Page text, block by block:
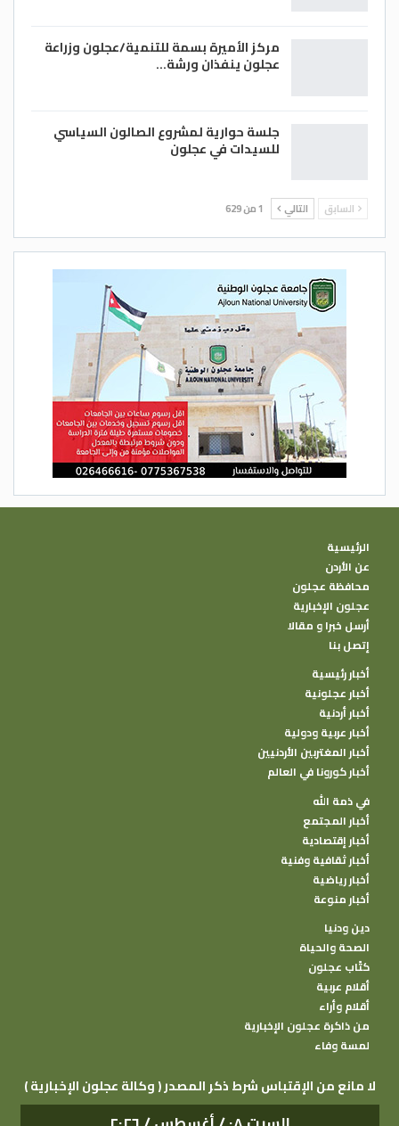
مركز الأميرة بسمة للتنمية/عجلون وزراعة
عجلون ينفذان ورشة…
جلسة حوارية لمشروع الصالون السياسي
للسيدات في عجلون
السابق التالي 1 من 629
الرئيسية
عن الأردن
محافظة عجلون
عجلون الإخبارية
أرسل خبرا و مقالا
إتصل بنا
أخبار رئيسية
أخبار عجلونية
أخبار أردنية
أخبار عربية ودولية
أخبار المغتربين الأردنيين
أخبار كورونا في العالم
في ذمة الله
أخبار المجتمع
أخبار إقتصادية
أخبار ثقافية وفنية
أخبار رياضية
أخبار منوعة
دين ودنيا
الصحة والحياة
كتًاب عجلون
أقلام عربية
أقلام وأراء
من ذاكرة عجلون الإخبارية
لمسة وفاء
( وكالة عجلون الإخبارية ) لا مانع من الإقتباس شرط ذكر المصدر